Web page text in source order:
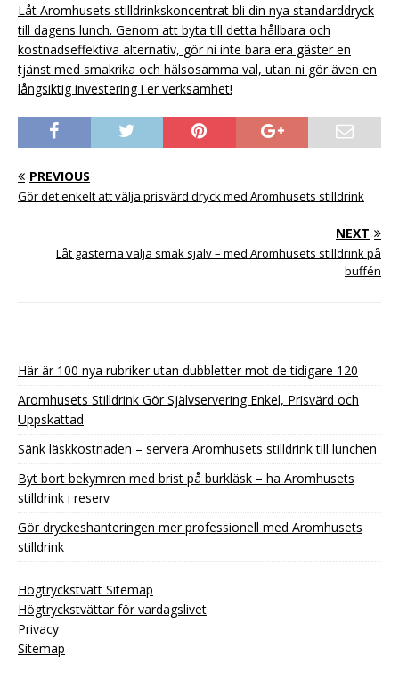
Låt Aromhusets stilldrinkskoncentrat bli din nya standarddryck
till dagens lunch. Genom att byta till detta hållbara och
kostnadseffektiva alternativ, gör ni inte bara era gäster en
tjänst med smakrika och hälsosamma val, utan ni gör även en
långsiktig investering i er verksamhet!
PREVIOUS
Gör det enkelt att välja prisvärd dryck med Aromhusets stilldrink
NEXT
Låt gästerna välja smak själv – med Aromhusets stilldrink på
buffén
Här är 100 nya rubriker utan dubbletter mot de tidigare 120
Aromhusets Stilldrink Gör Självservering Enkel, Prisvärd och
Uppskattad
Sänk läskkostnaden – servera Aromhusets stilldrink till lunchen
Byt bort bekymren med brist på burkläsk – ha Aromhusets
stilldrink i reserv
Gör dryckeshanteringen mer professionell med Aromhusets
stilldrink
Högtryckstvätt Sitemap
Högtryckstvättar för vardagslivet
Privacy
Sitemap